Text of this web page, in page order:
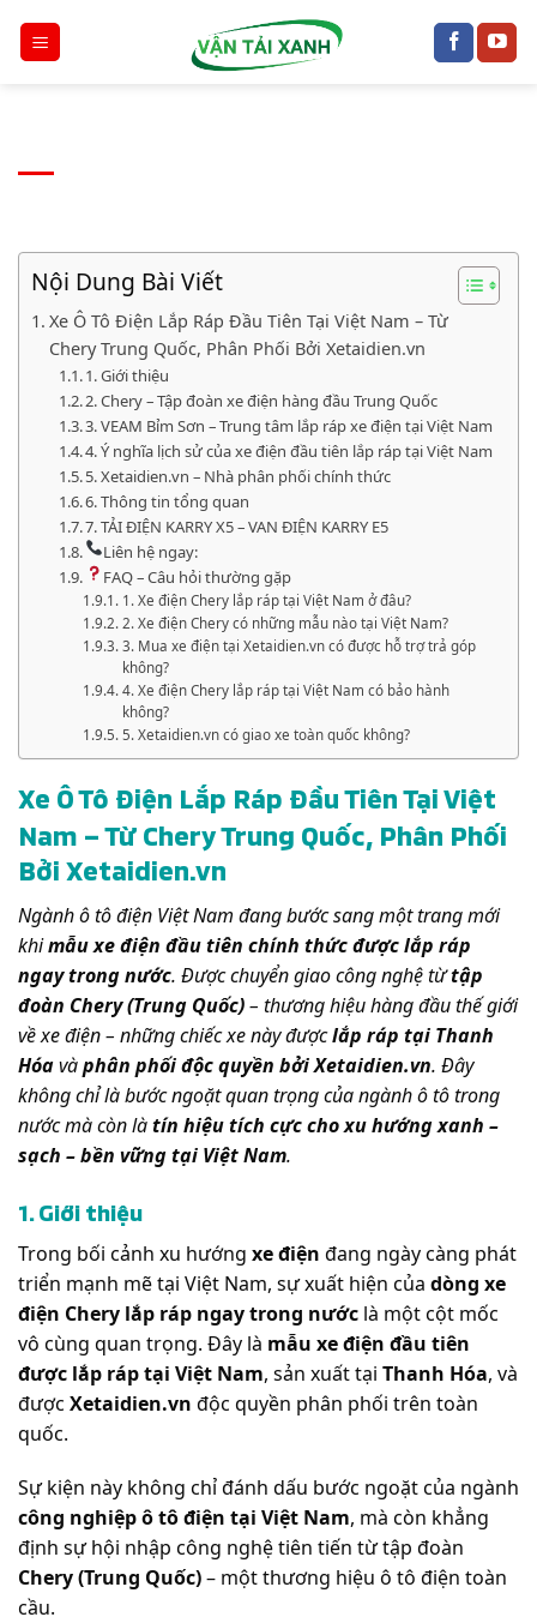
đến
Nội Dung Bài Viết
Xe Ô Tô Điện Lắp Ráp Đầu Tiên Tại Việt Nam – Từ
Chery Trung Quốc, Phân Phối Bởi Xetaidien.vn
1. Giới thiệu
2. Chery – Tập đoàn xe điện hàng đầu Trung Quốc
3. VEAM Bỉm Sơn – Trung tâm lắp ráp xe điện tại Việt Nam
4. Ý nghĩa lịch sử của xe điện đầu tiên lắp ráp tại Việt Nam
5. Xetaidien.vn – Nhà phân phối chính thức
6. Thông tin tổng quan
7. TẢI ĐIỆN KARRY X5 – VAN ĐIỆN KARRY E5
Liên hệ ngay:
FAQ – Câu hỏi thường gặp
1. Xe điện Chery lắp ráp tại Việt Nam ở đâu?
2. Xe điện Chery có những mẫu nào tại Việt Nam?
3. Mua xe điện tại Xetaidien.vn có được hỗ trợ trả góp
không?
4. Xe điện Chery lắp ráp tại Việt Nam có bảo hành
không?
5. Xetaidien.vn có giao xe toàn quốc không?
Xe Ô Tô Điện Lắp Ráp Đầu Tiên Tại Việt
Nam – Từ Chery Trung Quốc, Phân Phối
Bởi Xetaidien.vn
Ngành ô tô điện Việt Nam đang bước sang một trang mới
khimẫu xe điện đầu tiên chính thức được lắp ráp
ngay trong nước. Được chuyển giao công nghệ từtập
đoàn Chery (Trung Quốc)– thương hiệu hàng đầu thế giới
về xe điện – những chiếc xe này đượclắp ráp tại Thanh
Hóavàphân phối độc quyền bởi Xetaidien.vn. Đây
không chỉ là bước ngoặt quan trọng của ngành ô tô trong
nước mà còn làtín hiệu tích cực cho xu hướng xanh –
sạch – bền vững tại Việt Nam.
1. Giới thiệu
Trong bối cảnh xu hướng xe điện đang ngày càng phát
triển mạnh mẽ tại Việt Nam, sự xuất hiện của dòng xe
điện Chery lắp ráp ngay trong nước là một cột mốc
vô cùng quan trọng. Đây là mẫu xe điện đầu tiên
được lắp ráp tại Việt Nam, sản xuất tại Thanh Hóa, và
được Xetaidien.vn độc quyền phân phối trên toàn
quốc.
Sự kiện này không chỉ đánh dấu bước ngoặt của ngành
công nghiệp ô tô điện tại Việt Nam, mà còn khẳng
định sự hội nhập công nghệ tiên tiến từ tập đoàn
Chery (Trung Quốc)– một thương hiệu ô tô điện toàn
cầu.